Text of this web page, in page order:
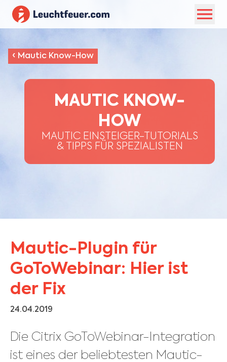
MAUTIC KNOW-
HOW
MAUTIC EINSTEIGER-TUTORIALS
& TIPPS FÜR SPEZIALISTEN
‹ Mautic Know-How
Mautic-Plugin für
GoToWebinar: Hier ist
der Fix
24.04.2019
Die Citrix GoToWebinar-Integration
ist eines der beliebtesten Mautic-